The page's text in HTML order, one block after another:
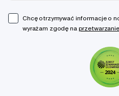
Chcę otrzymywać informacje o
wyrażam zgodę na